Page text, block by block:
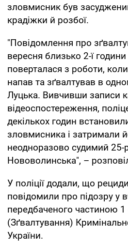
зловмисник був
крадіжки й розбої.
"Повідомлення про
вересня близько 2-ї
поверталася з роботи,
напав та зґвалтував в
Луцька. Вивчивши записи
відеоспостереження,
декількох годин
зловмисника і затримали
неодноразово судимий 25-
Нововолинська", –
У поліції додали, що
повідомили про підозру у
передбаченого частиною 1
(Зґвалтування)
України.